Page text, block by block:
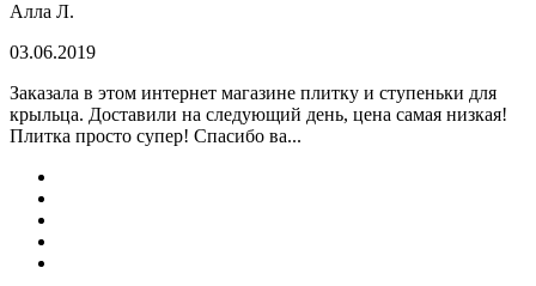
Алла Л.
03.06.2019
Заказала в этом интернет магазине плитку и ступеньки для
крыльца. Доставили на следующий день, цена самая низкая!
Плитка просто супер! Спасибо ва...